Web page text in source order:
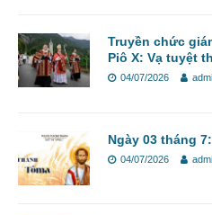
Truyền chức
Piô X: Vạ tuyệt
04/07/2026
Ngày 03 tháng
04/07/2026